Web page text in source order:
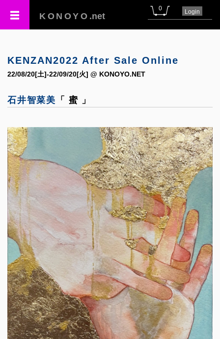
KONOYO .net
0 Login
KENZAN2022 After Sale Online
22/08/20[土]-22/09/20[火] @ KONOYO.NET
石井智菜美 「 蜜 」